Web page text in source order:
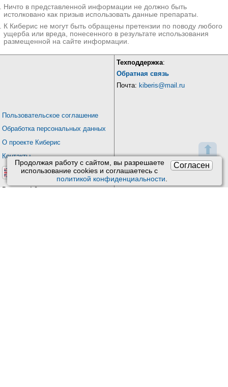
⬆
Согласен
Продолжая работу с сайтом, вы разрешаете
использование сookies и соглашаетесь с
политикой конфиденциальности.
Ничто в представленной информации не должно быть
истолковано как призыв использовать данные препараты.
К Киберис не могут быть обращены претензии по поводу любого
ущерба или вреда, понесенного в результате использования
размещенной на сайте информации.
Пользовательское соглашение
Обработка персональных данных
О проекте Киберис
Контакты
Версия: 4.9
Техподдержка:
Обратная связь
Почта: kiberis@mail.ru